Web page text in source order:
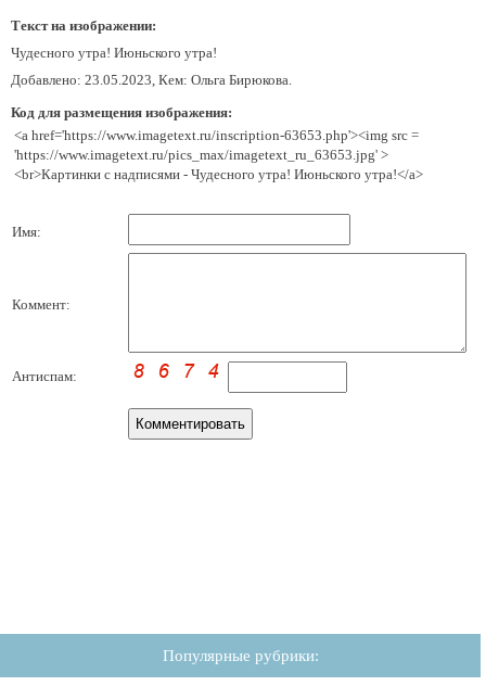
Текст на изображении:
Чудесного утра! Июньского утра!
Добавлено: 23.05.2023, Кем: Ольга Бирюкова.
Код для размещения изображения:
<a href='https://www.imagetext.ru/inscription-63653.php'><img src =
'https://www.imagetext.ru/pics_max/imagetext_ru_63653.jpg' >
<br>Картинки с надписями - Чудесного утра! Июньского утра!</a>
Имя:
Коммент:
Антиспам:
Популярные рубрики: